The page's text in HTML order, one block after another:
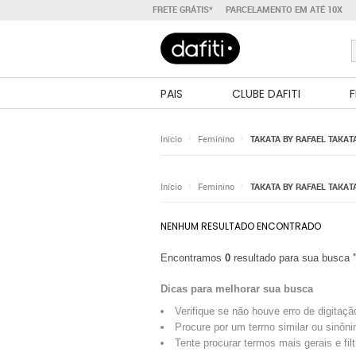
FRETE GRÁTIS* PARCELAMENTO EM ATÉ 10X
PAIS CLUBE DAFITI
Início Feminino TAKATA BY RAFAEL
Início Feminino TAKATA BY RAFAEL
NENHUM RESULTADO ENCONTRADO
Encontramos 0 resultado para sua busca
Dicas para melhorar sua busca
Verifique se não houve erro de
Procure por um termo similar ou
Tente procurar termos mais gerais e